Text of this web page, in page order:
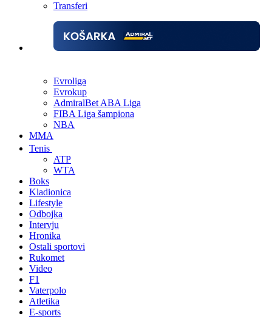
Transferi
Evroliga
Evrokup
AdmiralBet ABA Liga
FIBA Liga šampiona
NBA
MMA
Tenis
ATP
WTA
Boks
Kladionica
Lifestyle
Odbojka
Intervju
Hronika
Ostali sportovi
Rukomet
Video
F1
Vaterpolo
Atletika
E-sports